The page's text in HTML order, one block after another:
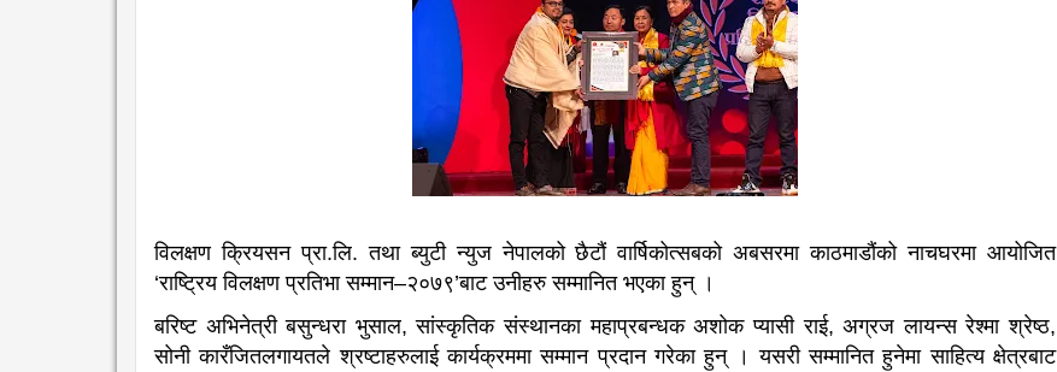
विलक्षण क्रियसन प्रा.लि. तथा ब्युटी न्युज नेपालको छैटौं वार्षिकोत्सबको अबसरमा काठमाडौंको नाचघरमा आयोजित
‘राष्ट्रिय विलक्षण प्रतिभा सम्मान–२०७९’बाट उनीहरु सम्मानित भएका हुन् ।
बरिष्ट अभिनेत्री बसुन्धरा भुसाल, सांस्कृतिक संस्थानका महाप्रबन्धक अशोक प्यासी राई, अग्रज लायन्स रेश्मा श्रेष्ठ,
सोनी कारँजितलगायतले श्रष्टाहरुलाई कार्यक्रममा सम्मान प्रदान गरेका हुन् । यसरी सम्मानित हुनेमा साहित्य क्षेत्रबाट